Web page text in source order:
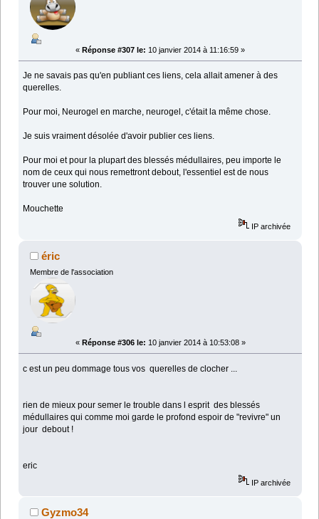
« Réponse #307 le: 10 janvier 2014 à 11:16:59 »
Je ne savais pas qu'en publiant ces liens, cela allait amener à des
querelles.
Pour moi, Neurogel en marche, neurogel, c'était la même chose.
Je suis vraiment désolée d'avoir publier ces liens.
Pour moi et pour la plupart des blessés médullaires, peu importe le
nom de ceux qui nous remettront debout, l'essentiel est de nous
trouver une solution.
Mouchette
IP archivée
éric
Membre de l'association
« Réponse #306 le: 10 janvier 2014 à 10:53:08 »
c est un peu dommage tous vos querelles de clocher ...
rien de mieux pour semer le trouble dans l esprit des blessés
médullaires qui comme moi garde le profond espoir de "revivre" un
jour debout !
eric
IP archivée
Gyzmo34